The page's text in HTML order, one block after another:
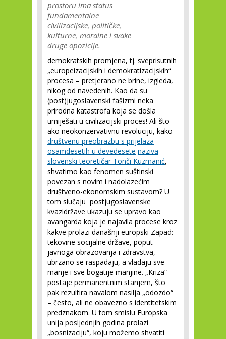
prostoru ima status
fundamentalne
civilizacijske, političke,
kulturne, moralne i svake
druge opozicije.
demokratskih promjena, tj. sveprisutnih
„europeizacijskih i demokratizacijskih“
procesa – pretjerano ne brine, izgleda,
nikog od navedenih. Kao da su
(post)jugoslavenski fašizmi neka
prirodna katastrofa koja se došla
umiješati u civilizacijski proces! Ali što
ako neokonzervativnu revoluciju, kako
društvenu preobrazbu s prijelaza
osamdesetih u devedesete naziva
slovenski teoretičar Tonči Kuzmanić,
shvatimo kao fenomen suštinski
povezan s novim i nadolazećim
društveno-ekonomskim sustavom? U
tom slučaju postjugoslavenske
kvazidržave ukazuju se upravo kao
avangarda koja je najavila procese kroz
kakve prolazi današnji europski Zapad:
tekovine socijalne države, poput
javnoga obrazovanja i zdravstva,
ubrzano se raspadaju, a vladaju sve
manje i sve bogatije manjine. „Kriza“
postaje permanentnim stanjem, što
pak rezultira navalom nasilja „odozdo“
– često, ali ne obavezno s identitetskim
predznakom. U tom smislu Europska
unija posljednjih godina prolazi
„bosnizaciju“, koju možemo shvatiti